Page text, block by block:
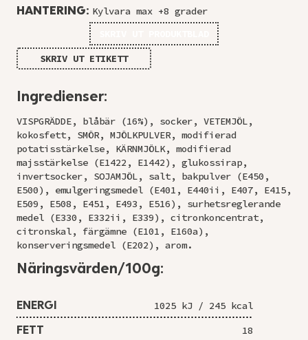
HANTERING: Kylvara max +8 grader
SKRIV UT ETIKETT
Ingredienser:
VISPGRÄDDE, blåbär (16%), socker, VETEMJÖL,
kokosfett, SMÖR, MJÖLKPULVER, modifierad
potatisstärkelse, KÄRNMJÖLK, modifierad
majsstärkelse (E1422, E1442), glukossirap,
invertsocker, SOJAMJÖL, salt, bakpulver (E450,
E500), emulgeringsmedel (E401, E440ii, E407, E415,
E509, E508, E451, E493, E516), surhetsreglerande
medel (E330, E332ii, E339), citronkoncentrat,
citronskal, färgämne (E101, E160a),
konserveringsmedel (E202), arom.
Näringsvärden/100g:
ENERGI
1025 kJ / 245 kcal
FETT
18